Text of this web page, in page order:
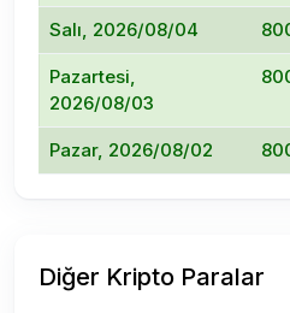
Salı, 2026/08/04
Pazartesi,
2026/08/03
Pazar, 2026/08/02
Diğer Kripto Paralar